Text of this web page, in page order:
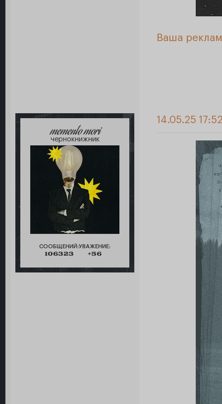
Ваша
memento mori
чернокнижник
СООБЩЕНИЙ:
106323
УВАЖЕНИЕ:
+56
14.05.25